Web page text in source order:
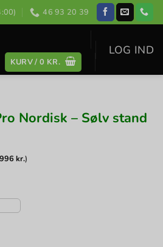
46 93 20 39
KURV /0 KR.
LOG IND
Nordisk – Sølv stand
kr.)